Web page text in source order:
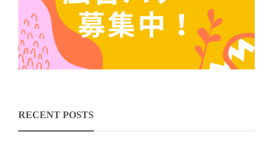
RECENT POSTS